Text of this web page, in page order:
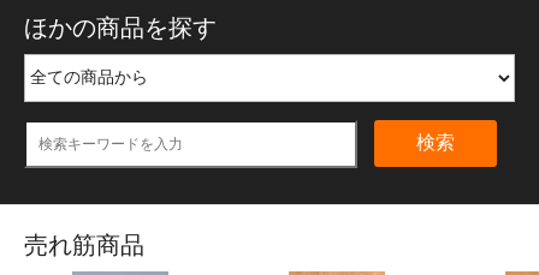
ほかの商品を探す
検索
売れ筋商品